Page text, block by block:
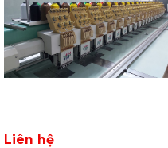
Liên hệ